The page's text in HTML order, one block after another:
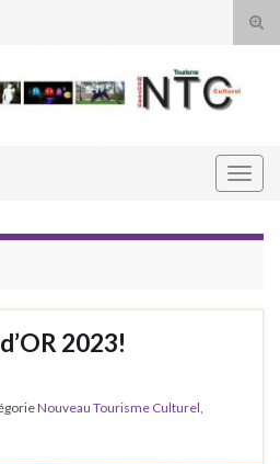
2023!
Nouveau Tourisme Culturel,